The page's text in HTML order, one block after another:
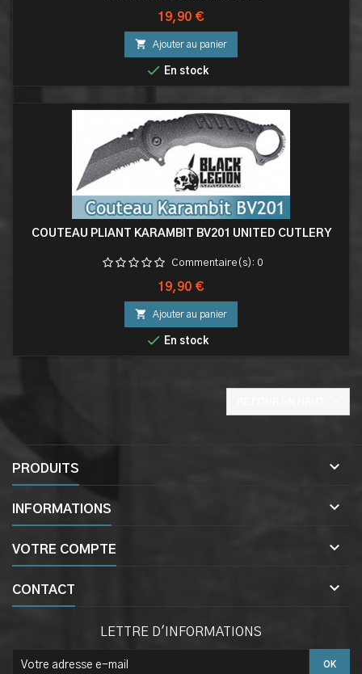
Prix
19,90 €
 Ajouter au panier
 En stock
COUTEAU PLIANT KARAMBIT BV201 UNITED CUTLERY
Commentaire(s): 0
Prix
19,90 €
 Ajouter au panier
 En stock
PRODUITS 
INFORMATIONS 
VOTRE COMPTE 
CONTACT 
LETTRE D'INFORMATIONS